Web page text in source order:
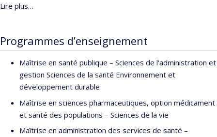
Lire plus…
Programmes d’enseignement
Maîtrise en santé publique – Sciences de l'administration et
gestion Sciences de la santé Environnement et
développement durable
Maîtrise en sciences pharmaceutiques, option médicament
et santé des populations – Sciences de la vie
Maîtrise en administration des services de santé –